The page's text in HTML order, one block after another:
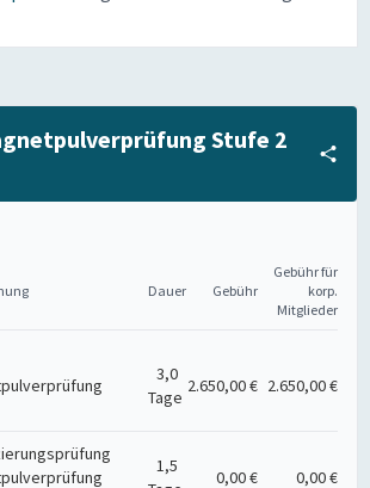
Stufe 2
Dauer Gebühr
Gebühr für
korp.
Mitglieder
3,0
Tage
2.650,00 € 2.650,00 €
1,5
0,00 € 0,00 €